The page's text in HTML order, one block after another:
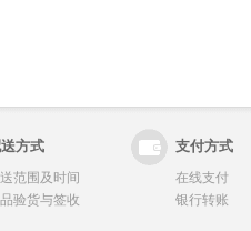
方式 支付方式
范围及时间
验货与签收
在线支付
银行转账